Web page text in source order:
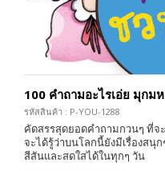
100 คำถามอะไรเอ่ย มุกม
รหัสสินค้า : P-YOU-1288
คัดสรรสุดยอดคำถามกวนๆ ที่
จะได้รู้ว่าบนโลกนี้ยังมีเรื่องส
สีสันและสดใสได้ในทุกๆ วัน